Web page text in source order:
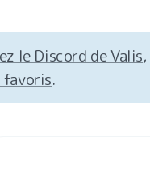
le Discord de Valis,
favoris.